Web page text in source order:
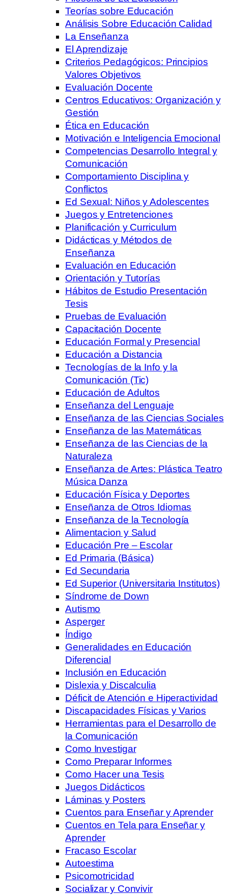
Teorías sobre Educación
Análisis Sobre Educación Calidad
La Enseñanza
El Aprendizaje
Criterios Pedagógicos: Principios
Valores Objetivos
Evaluación Docente
Centros Educativos: Organización y
Gestión
Ética en Educación
Motivación e Inteligencia Emocional
Competencias Desarrollo Integral y
Comunicación
Comportamiento Disciplina y
Conflictos
Ed Sexual: Niños y Adolescentes
Juegos y Entretenciones
Planificación y Curriculum
Didácticas y Métodos de
Enseñanza
Evaluación en Educación
Orientación y Tutorías
Hábitos de Estudio Presentación
Tesis
Pruebas de Evaluación
Capacitación Docente
Educación Formal y Presencial
Educación a Distancia
Tecnologías de la Info y la
Comunicación (Tic)
Educación de Adultos
Enseñanza del Lenguaje
Enseñanza de las Ciencias Sociales
Enseñanza de las Matemáticas
Enseñanza de las Ciencias de la
Naturaleza
Enseñanza de Artes: Plástica Teatro
Música Danza
Educación Física y Deportes
Enseñanza de Otros Idiomas
Enseñanza de la Tecnología
Alimentacion y Salud
Educación Pre – Escolar
Ed Primaria (Básica)
Ed Secundaria
Ed Superior (Universitaria Institutos)
Síndrome de Down
Autismo
Asperger
Índigo
Generalidades en Educación
Diferencial
Inclusión en Educación
Dislexia y Discalculia
Déficit de Atención e Hiperactividad
Discapacidades Físicas y Varios
Herramientas para el Desarrollo de
la Comunicación
Como Investigar
Como Preparar Informes
Como Hacer una Tesis
Juegos Didácticos
Láminas y Posters
Cuentos para Enseñar y Aprender
Cuentos en Tela para Enseñar y
Aprender
Fracaso Escolar
Autoestima
Psicomotricidad
Socializar y Convivir